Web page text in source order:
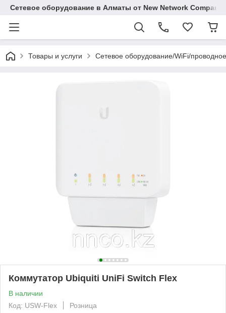
Сетевое оборудование в Алматы от New Network Company
Товары и услуги Сетевое оборудование/WiFi/проводное
Коммутатор Ubiquiti UniFi Switch Flex
В наличии
Код: USW-Flex
Розница